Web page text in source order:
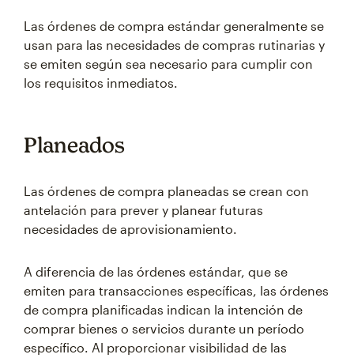
Las órdenes de compra estándar generalmente se
usan para las necesidades de compras rutinarias y
se emiten según sea necesario para cumplir con
los requisitos inmediatos.
Planeados
Las órdenes de compra planeadas se crean con
antelación para prever y planear futuras
necesidades de aprovisionamiento.
A diferencia de las órdenes estándar, que se
emiten para transacciones específicas, las órdenes
de compra planificadas indican la intención de
comprar bienes o servicios durante un período
específico. Al proporcionar visibilidad de las